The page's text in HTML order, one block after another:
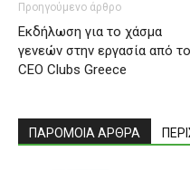
Προηγούμενο άρθρο
Εκδήλωση για το χάσμα
γενεών στην εργασία από το
CEO Clubs Greece
ΠΑΡΟΜΟΙΑ ΑΡΘΡΑ